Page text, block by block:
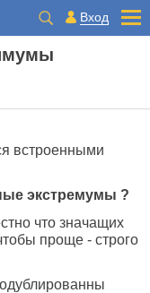
Вход
встроенными
экстремумы ?
что значащих
проще - строго